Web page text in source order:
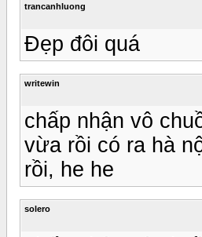
trancanhluong
Đẹp đôi quá
writewin
chấp nhận vô
vừa rồi có ra hà
rồi, he he
solero